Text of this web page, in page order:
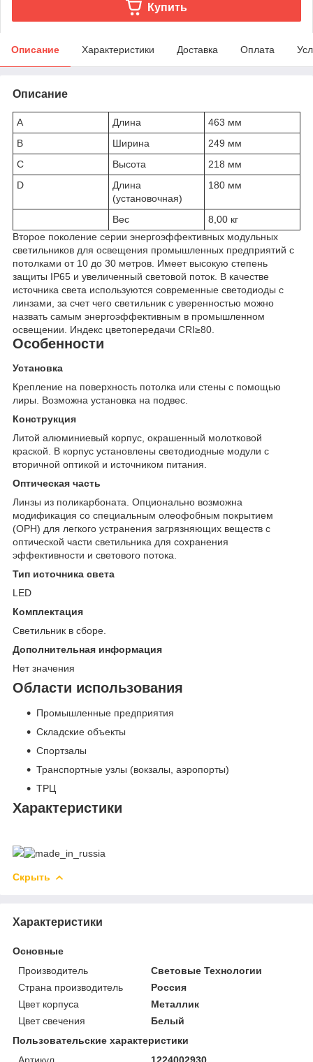
Купить
Описание Характеристики Доставка Оплата
Описание
A Длина
463 мм
B
Ширина
249 мм
C
Высота
218 мм
D
Длина
(установочная)
180 мм
Вес
8,00 кг
Второе поколение серии энергоэффективных модульных
светильников для освещения промышленных предприятий с
потолками от 10 до 30 метров. Имеет высокую степень
защиты IP65 и увеличенный световой поток. В качестве
источника света используются современные светодиоды с
линзами, за счет чего светильник с уверенностью можно
назвать самым энергоэффективным в промышленном
освещении. Индекс цветопередачи CRI≥80.
Особенности
Установка
Крепление на поверхность потолка или стены с помощью
лиры. Возможна установка на подвес.
Конструкция
Литой алюминиевый корпус, окрашенный молотковой
краской. В корпус установлены светодиодные модули с
вторичной оптикой и источником питания.
Оптическая часть
Линзы из поликарбоната. Опционально возможна
модификация со специальным олеофобным покрытием
(OPH) для легкого устранения загрязняющих веществ с
оптической части светильника для сохранения
эффективности и светового потока.
Тип источника света
LED
Комплектация
Светильник в сборе.
Дополнительная информация
Нет значения
Области использования
Промышленные предприятия
Складские объекты
Спортзалы
Транспортные узлы (вокзалы, аэропорты)
ТРЦ
Характеристики
Скрыть
Характеристики
Основные
Производитель
Световые Технологии
Страна производитель
Россия
Цвет корпуса
Металлик
Цвет свечения
Белый
Пользовательские характеристики